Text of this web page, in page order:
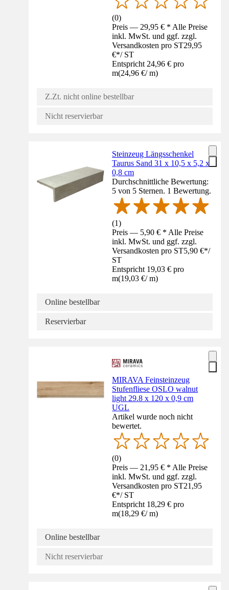
(0)
Preis — 29,95 € * Alle Preise
inkl. MwSt. und ggf. zzgl.
Versandkosten pro ST29,95
€*/ ST
Entspricht 24,96 € pro
m(24,96 €/ m)
Z.Zt. nicht online bestellbar
Nicht reservierbar
Steinzeug Längsschenkel
Taurus Sand 31 x 10,5 x 5,2 x
0,8 cm
Durchschnittliche Bewertung:
5 von 5 Sternen. 1 Bewertung.
(1)
Preis — 5,90 € * Alle Preise
inkl. MwSt. und ggf. zzgl.
Versandkosten pro ST5,90 €*/
ST
Entspricht 19,03 € pro
m(19,03 €/ m)
Online bestellbar
Reservierbar
MIRAVA Feinsteinzeug
Stufenfliese OSLO walnut
light 29.8 x 120 x 0,9 cm
UGL
Artikel wurde noch nicht
bewertet.
(0)
Preis — 21,95 € * Alle Preise
inkl. MwSt. und ggf. zzgl.
Versandkosten pro ST21,95
€*/ ST
Entspricht 18,29 € pro
m(18,29 €/ m)
Online bestellbar
Nicht reservierbar